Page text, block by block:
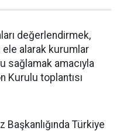
değerlendirmek,
alarak kurumlar
sağlamak amacıyla
Kurulu toplantısı
Türkiye